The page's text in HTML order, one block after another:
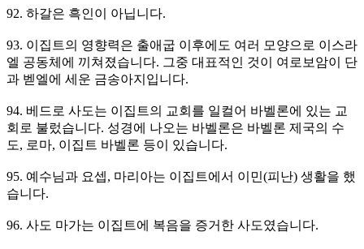
92. 하갈은 흑인이 아닙니다.
93. 이집트의 영향력은 출애굽 이후에도 여러 모양으로 이스라
엘 공동체에 끼쳐졌습니다. 그중 대표적인 것이 여로보암이 단
과 벧엘에 세운 금송아지입니다.
94. 베드로 사도는 이집트의 교회를 일컬어 바벨론에 있는 교
회로 불렀습니다. 성경에 나오는 바벨론은 바벨론 제국의 수
도, 로마, 이집트 바벨론 등이 있습니다.
95. 예수님과 요셉, 마리아는 이집트에서 이민(피난) 생활을 했
습니다.
96. 사도 마가는 이집트에 복음을 증거한 사도였습니다.